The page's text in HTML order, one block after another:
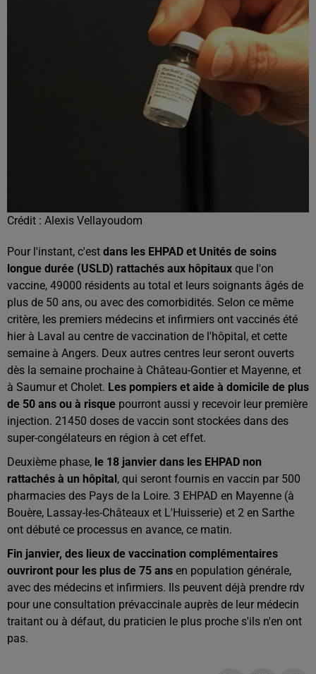
Crédit : Alexis Vellayoudom
Pour l'instant, c'est dans les EHPAD et Unités de soins
longue durée (USLD) rattachés aux hôpitaux que l'on
vaccine, 49000 résidents au total et leurs soignants âgés de
plus de 50 ans, ou avec des comorbidités. Selon ce même
critère, les premiers médecins et infirmiers ont vaccinés été
hier à Laval au centre de vaccination de l'hôpital, et cette
semaine à Angers. Deux autres centres leur seront ouverts
dès la semaine prochaine à Château-Gontier et Mayenne, et
à Saumur et Cholet. Les pompiers et aide à domicile de plus
de 50 ans ou à risque pourront aussi y recevoir leur première
injection. 21450 doses de vaccin sont stockées dans des
super-congélateurs en région à cet effet.
Deuxième phase, le 18 janvier dans les EHPAD non
rattachés à un hôpital, qui seront fournis en vaccin par 500
pharmacies des Pays de la Loire. 3 EHPAD en Mayenne (à
Bouère, Lassay-les-Châteaux et L'Huisserie) et 2 en Sarthe
ont débuté ce processus en avance, ce matin.
Fin janvier, des lieux de vaccination complémentaires
ouvriront pour les plus de 75 ans en population générale,
avec des médecins et infirmiers. Ils peuvent déjà prendre rdv
pour une consultation prévaccinale auprès de leur médecin
traitant ou à défaut, du praticien le plus proche s'ils n'en ont
pas.